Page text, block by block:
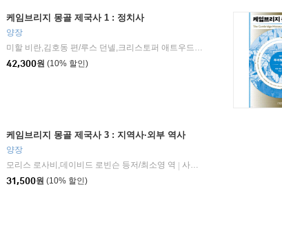
케임브리지 몽골 제국사 1 : 정치사
양장
미할 비란,김호동 편/루스 던넬,크리스토퍼 애트우드 등저/조원희 역
| 사계절
42,300원 (10% 할인)
케임브리지 몽골 제국사 3 : 지역사·외부 역사
양장
모리스 로사비,데이비드 로빈슨 등저/최소영 역
사계절
31,500원 (10% 할인)